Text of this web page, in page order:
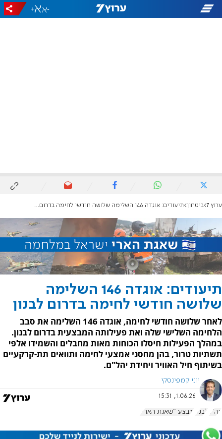
-
+
ערוץ 7 ביטחון תיעודים: אוגדה 146 השלימה שלושה חודשי לחימה בדרום לבנון
תיעודים: אוגדה 146 השלימה
שלושה חודשי לחימה בדרום לבנון
לאחר שלושה חודשי לחימה, אוגדה 146 השלימה את סבב
הלחימה השלישי שלה ואת פעילותה המבצעית בדרום לבנון.
במהלך הפעילות חיסלו הכוחות מאות מחבלים והשמידו אלפי
תשתיות טרור, בהן מחסני אמצעי לחימה ותוואים תת-קרקעיים
בשיתוף חיל האוויר ויחידת יהל"ם.
יוני קמפינסקי
1.06.26, 15:31
צה"ל לבנון מבצע "שאגת הארי"